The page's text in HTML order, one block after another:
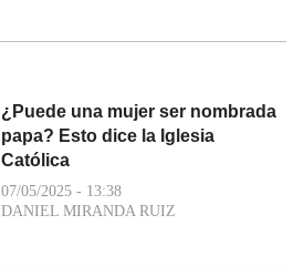
¿Puede una mujer ser nombrada
papa? Esto dice la Iglesia
Católica
07/05/2025 - 13:38
DANIEL MIRANDA RUIZ